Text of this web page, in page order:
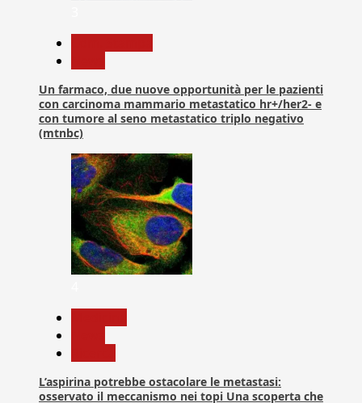
Un farmaco, due nuove opportunità per le pazienti
con carcinoma mammario metastatico hr+/her2- e
con tumore al seno metastatico triplo negativo
(mtnbc)
L’aspirina potrebbe ostacolare le metastasi:
osservato il meccanismo nei topi Una scoperta che